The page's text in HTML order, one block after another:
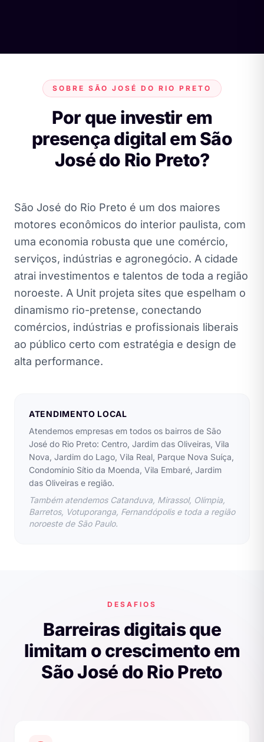
SOBRE SÃO JOSÉ DO RIO PRETO
Por que investir em
presença digital em São
José do Rio Preto?
São José do Rio Preto é um dos maiores
motores econômicos do interior paulista, com
uma economia robusta que une comércio,
serviços, indústrias e agronegócio. A cidade
atrai investimentos e talentos de toda a região
noroeste. A Unit projeta sites que espelham o
dinamismo rio-pretense, conectando
comércios, indústrias e profissionais liberais
ao público certo com estratégia e design de
alta performance.
ATENDIMENTO LOCAL
Atendemos empresas em todos os bairros de São
José do Rio Preto: Centro, Jardim das Oliveiras, Vila
Nova, Jardim do Lago, Vila Real, Parque Nova Suíça,
Condomínio Sítio da Moenda, Vila Embaré, Jardim
das Oliveiras e região.
Também atendemos Catanduva, Mirassol, Olímpia,
Barretos, Votuporanga, Fernandópolis e toda a região
noroeste de São Paulo.
DESAFIOS
Barreiras digitais que
limitam o crescimento em
São José do Rio Preto